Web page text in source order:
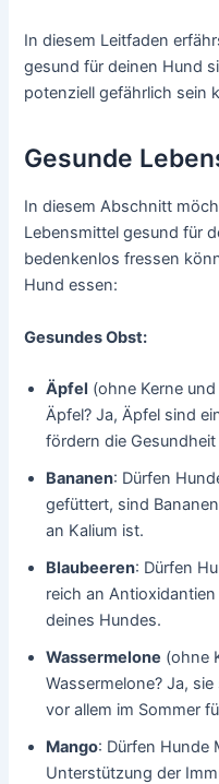
In diesem Leitfaden
gesund für deinen Hund
potenziell gefährlich sein
Gesunde
In diesem Abschnitt
Lebensmittel gesund für
bedenkenlos fressen
Hund essen:
Gesundes Obst:
Äpfel (ohne Kerne
Äpfel? Ja, Äpfel sind
fördern die
Bananen: Dürfen
gefüttert, sind
an Kalium ist.
Blaubeeren: Dürfen
reich an
deines Hundes.
Wassermelone (ohne
Wassermelone? Ja,
vor allem im Sommer
Mango: Dürfen Hunde
Unterstützung der